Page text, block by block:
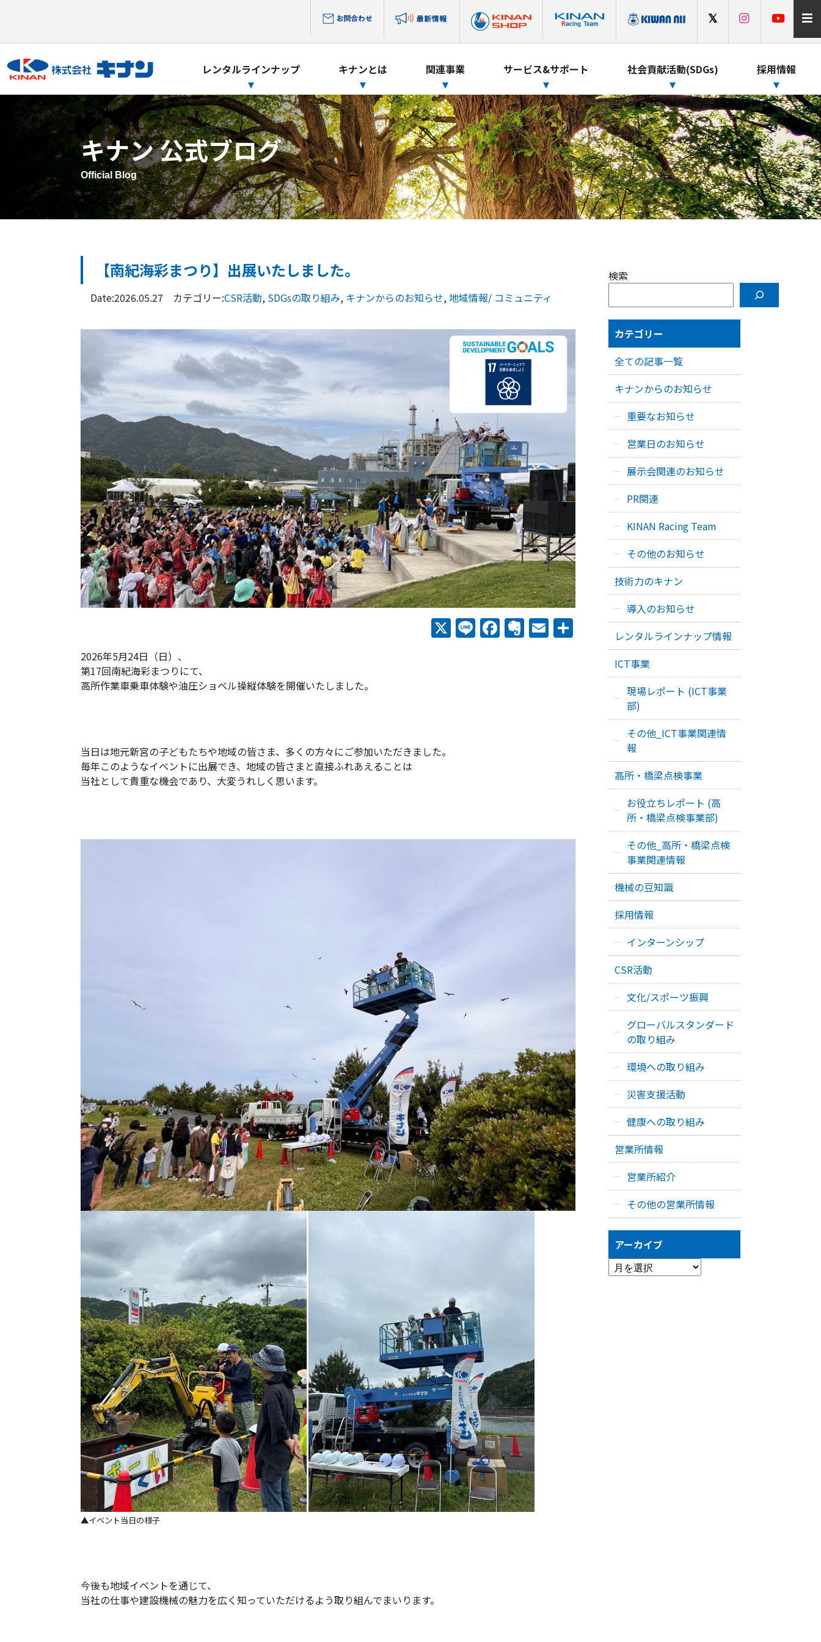
レンタルラインナップ キナンとは 関連事業 サービス&サポート 社会貢献活動(SDGs) 採用情報
キナン 公式ブログ
Official Blog
【南紀海彩まつり】出展いたしました。
Date:2026.05.27 カテゴリー:CSR活動, SDGsの取り組み, キナンからのお知らせ,地域情報/ コミュニティ
X LineFacebook
Evernote
Email
2026年5月24日（日）、
第17回南紀海彩まつりにて、
高所作業車乗車体験や油圧ショベル操縦体験を開催いたしました。
当日は地元新宮の子どもたちや地域の皆さま、多くの方々にご参加いただきました。
毎年このようなイベントに出展でき、地域の皆さまと直接ふれあえることは
当社として貴重な機会であり、大変うれしく思います。
▲イベント当日の様子
今後も地域イベントを通じて、
当社の仕事や建設機械の魅力を広く知っていただけるよう取り組んでまいります。
検索
カテゴリー
全ての記事一覧
キナンからのお知らせ
重要なお知らせ
営業日のお知らせ
展示会関連のお知らせ
PR関連
KINAN Racing Team
その他のお知らせ
技術力のキナン
導入のお知らせ
レンタルラインナップ情報
ICT事業
現場レポート (ICT事業
部)
その他_ICT事業関連情
報
高所・橋梁点検事業
お役立ちレポート (高
所・橋梁点検事業部)
その他_高所・橋梁点検
事業関連情報
機械の豆知識
採用情報
インターンシップ
CSR活動
文化/スポーツ振興
グローバルスタンダード
の取り組み
環境への取り組み
災害支援活動
健康への取り組み
営業所情報
営業所紹介
その他の営業所情報
アーカイブ
ア
ー